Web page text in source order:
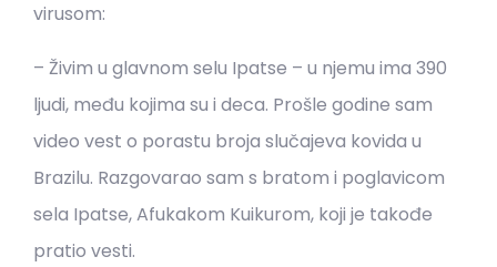
virusom:
– Živim u glavnom selu Ipatse – u njemu ima 390
ljudi, među kojima su i deca. Prošle godine sam
video vest o porastu broja slučajeva kovida u
Brazilu. Razgovarao sam s bratom i poglavicom
sela Ipatse, Afukakom Kuikurom, koji je takođe
pratio vesti.